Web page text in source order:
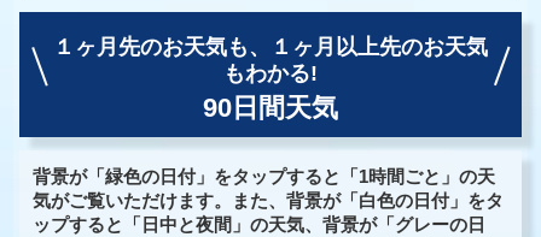
１ヶ月先のお天気も、
１ヶ月以上先のお天気
もわかる!
90日間天気
背景が「緑色の日付」をタップすると「1時間ごと」の天
気がご覧いただけます。また、背景が「白色の日付」をタ
ップすると「日中と夜間」の天気、背景が「グレーの日